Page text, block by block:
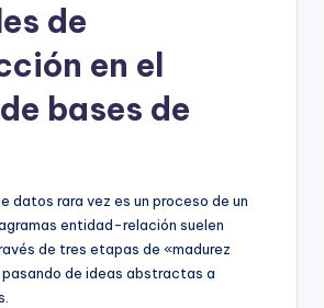
de
en el
bases de
datos rara vez es un proceso de un
entidad-relación suelen
de tres etapas de «madurez
de ideas abstractas a